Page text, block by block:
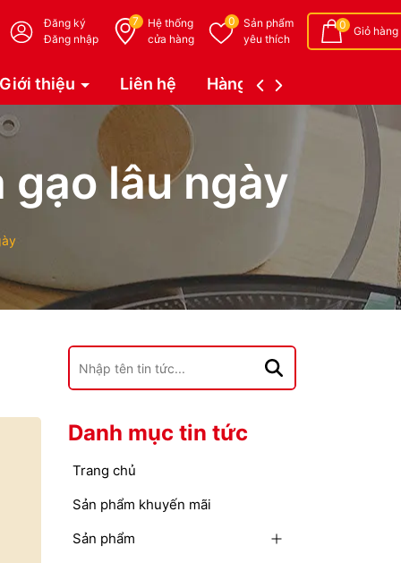
Đăng ký
Đăng nhập
7
Hệ thống
cửa hàng
0
Sản phẩm
yêu thích
0 Giỏ hàng
Giới thiệu Liên hệ Hàng đặt trước (Coming
lâu ngày
Danh mục tin tức
Trang chủ
Sản phẩm khuyến mãi
Sản phẩm